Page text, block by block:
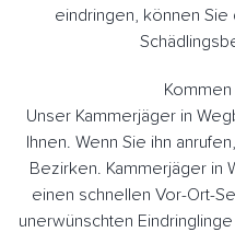
eindringen, können
Kommen
Unser Kammerjäger in
Ihnen. Wenn Sie ihn
Bezirken. Kammerjäger in
einen schnellen Vor-Ort-
unerwünschten